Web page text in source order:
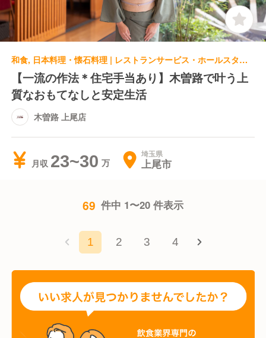
和食, 日本料理・懐石料理 | レストランサービス・ホールスタッフ | 木曽路 上尾店
【一流の作法＊住宅手当あり】木曽路で叶う上
質なおもてなしと安定生活
木曽路 上尾店
月収 23~30 埼玉県
上尾市
69 件中 1〜20 件表示
1 2 3 4